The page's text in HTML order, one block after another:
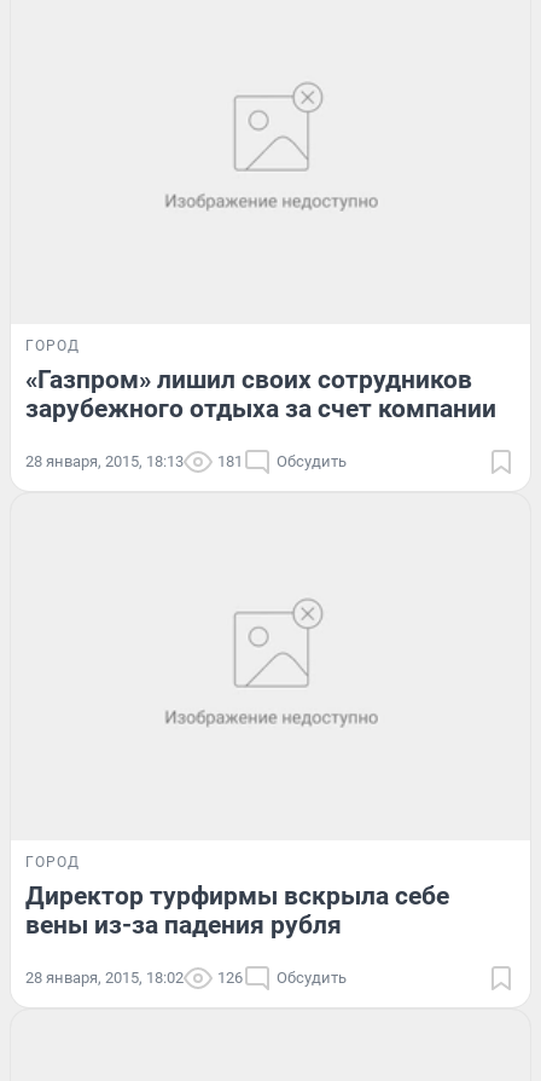
ГОРОД
«Газпром» лишил своих сотрудников
зарубежного отдыха за счет компании
28 января, 2015, 18:13 181 Обсудить
ГОРОД
Директор турфирмы вскрыла себе
вены из-за падения рубля
28 января, 2015, 18:02 126 Обсудить